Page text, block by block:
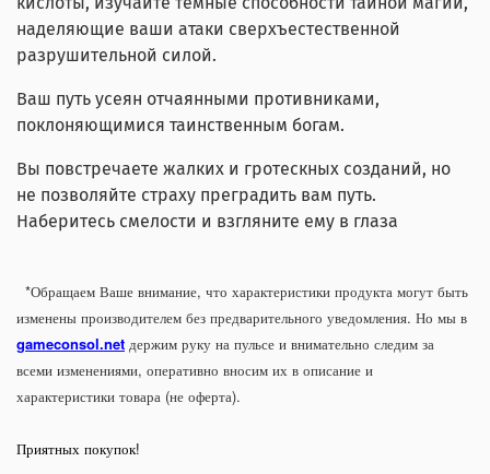
наделяющие ваши атаки сверхъестественной
разрушительной силой.
Ваш путь усеян отчаянными противниками,
поклоняющимися таинственным богам.
Вы повстречаете жалких и гротескных созданий, но
не позволяйте страху преградить вам путь.
Наберитесь смелости и взгляните ему в глаза
*Обращаем Ваше внимание, что характеристики продукта могут быть
изменены производителем без предварительного уведомления. Но мы в
gameconsol.net держим руку на пульсе и внимательно следим за
всеми изменениями, оперативно вносим их в описание и
характеристики товара (не оферта).
Приятных покупок!